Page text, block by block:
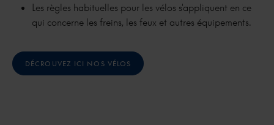
Les règles habituelles pour les vélos s'appliquent en ce
qui concerne les freins, les feux et autres équipements.
DÉCROUVEZ ICI NOS VÉLOS